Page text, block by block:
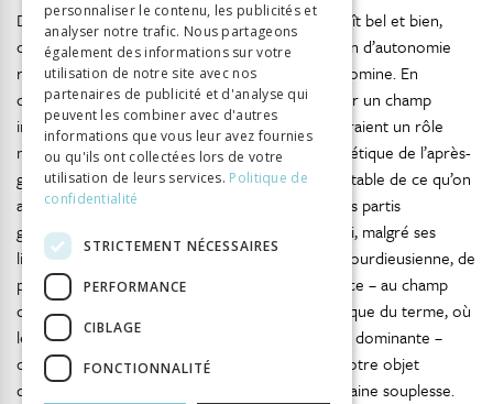
De ce point de vue, le champ intellectuel apparaît bel et bien,
comme le soulignait Bourdieu, dans une situation d’autonomie
relative par rapport au champ politique, qui le domine. En
d’autres termes, il n’est guère possible d’imaginer un champ
intellectuel où les personnalités de gauche joueraient un rôle
majeur, alors même que le champ politique helvétique de l’après-
guerre est marqué par une supériorité incontestable de ce qu’on
appelait alors le bloc bourgeois, soit l’alliance des partis
gouvernementaux de la droite. C’est dire enfin si, malgré ses
limites pour l’étude du cas suisse, la sociologie bourdieusienne, de
par l’attention qu’elle porte aux rapports de force – au champ
comme champ de forces au sens presque physique du terme, où
les acteurs s’affrontent pour occuper une place dominante –
offre un ensemble d’intuitions fécondes pour notre objet
d’étude, à condition de les utiliser avec une certaine souplesse.
ITALIAN
personnaliser le contenu, les publicités et
analyser notre trafic. Nous partageons
également des informations sur votre
utilisation de notre site avec nos
partenaires de publicité et d'analyse qui
peuvent les combiner avec d'autres
informations que vous leur avez fournies
ou qu'ils ont collectées lors de votre
utilisation de leurs services. Politique de
confidentialité
STRICTEMENT NÉCESSAIRES
PERFORMANCE
CIBLAGE
FONCTIONNALITÉ